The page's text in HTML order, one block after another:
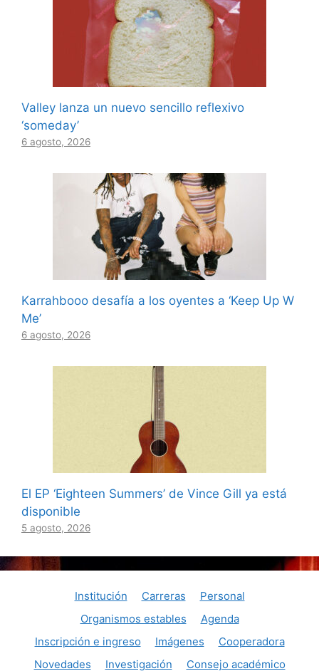
Valley lanza un nuevo sencillo reflexivo
‘someday’
6 agosto, 2026
Karrahbooo desafía a los oyentes a ‘Keep Up W
Me’
6 agosto, 2026
El EP ‘Eighteen Summers’ de Vince Gill ya está
disponible
5 agosto, 2026
Institución Carreras
Personal
Organismos estables
Agenda
Inscripción e ingreso
Imágenes
Cooperadora
Novedades
Investigación Consejo académico